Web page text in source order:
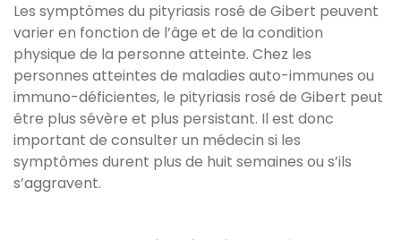
Les symptômes du pityriasis rosé de Gibert peuvent
varier en fonction de l’âge et de la condition
physique de la personne atteinte. Chez les
personnes atteintes de maladies auto-immunes ou
immuno-déficientes, le pityriasis rosé de Gibert peut
être plus sévère et plus persistant. Il est donc
important de consulter un médecin si les
symptômes durent plus de huit semaines ou s’ils
s’aggravent.